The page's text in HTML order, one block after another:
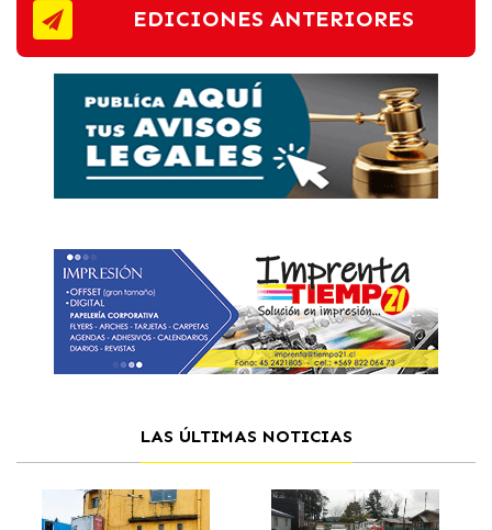
EDICIONES ANTERIORES
LAS ÚLTIMAS NOTICIAS